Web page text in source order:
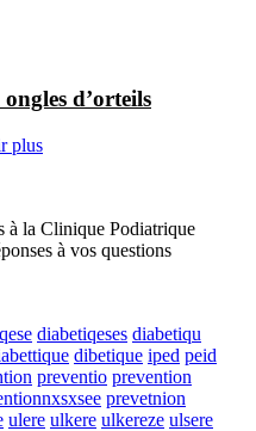
d’orteils
plus
à la Clinique Podiatrique
à vos questions
diabetiqeses diabetiqu
dibetique iped peid
preventio prevention
prevetnion
ulere ulkere ulkereze ulsere